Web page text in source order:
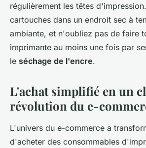
régulièrement les têtes
cartouches dans un endroit sec à
ambiante, et n'oubliez pas de faire
imprimante au moins une fois par
le séchage de l'encre.
L'achat simplifié en un
révolution du e-
L'univers du e-commerce a
d'acheter des consommables